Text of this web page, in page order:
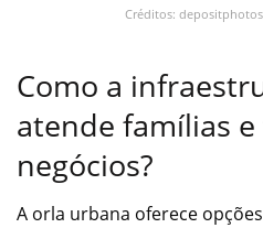
Créditos:
Como a
atende famílias
negócios?
A orla urbana oferece